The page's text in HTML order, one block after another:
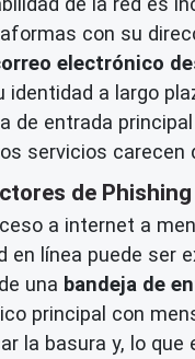
con su
electrónico
identidad a largo
de entrada
servicios
de
a internet a
en línea puede ser
una bandeja de
principal con
la basura y, lo